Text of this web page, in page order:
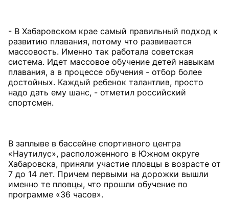
- В Хабаровском крае самый правильный подход к
развитию плавания, потому что развивается
массовость. Именно так работала советская
система. Идет массовое обучение детей навыкам
плавания, а в процессе обучения - отбор более
достойных. Каждый ребенок талантлив, просто
надо дать ему шанс, - отметил российский
спортсмен.
В заплыве в бассейне спортивного центра
«Наутилус», расположенного в Южном округе
Хабаровска, приняли участие пловцы в возрасте от
7 до 14 лет. Причем первыми на дорожки вышли
именно те пловцы, что прошли обучение по
программе «36 часов».